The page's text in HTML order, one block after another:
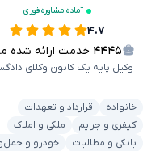
آماده مشاوره فوری
۴.۷
۴۴۴۵ خدمت ارائه شده موفق
وکیل پایه یک کانون وکلای
خانواده
قرارداد و تعهدات
کیفری و جرایم
ملکی و املاک
بانکی و مطالبات
خودرو و